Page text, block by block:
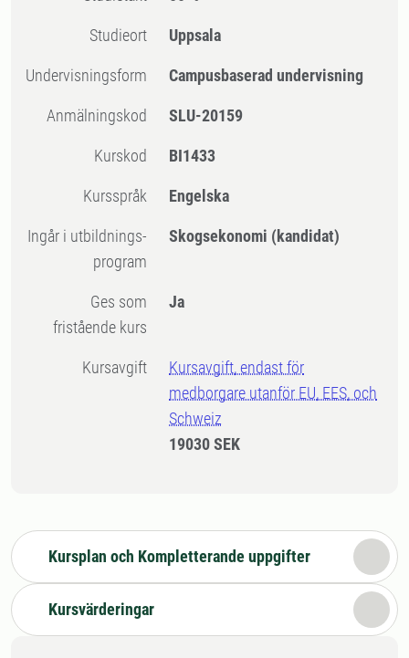
Studieort Uppsala
Undervisningsform Campusbaserad undervisning
Anmälningskod SLU-20159
Kurskod BI1433
Kursspråk Engelska
Ingår i utbildnings-
program
Skogsekonomi (kandidat)
Ges som
fristående kurs
Ja
Kursavgift
Kursavgift, endast för
medborgare utanför EU, EES, och
Schweiz
19030 SEK
Kursplan och Kompletterande uppgifter
Kursvärderingar